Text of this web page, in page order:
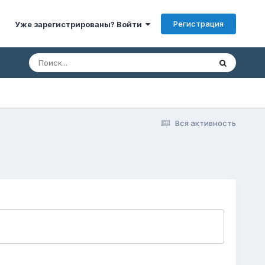
Уже зарегистрированы? Войти Регистрация
Вся активность